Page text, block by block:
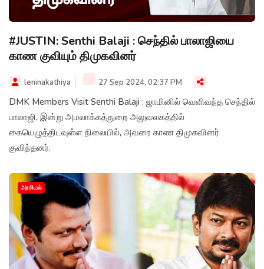
#JUSTIN: Senthi Balaji : செந்தில் பாலாஜியை
காண குவியும் திமுகவினர்
leninakathiya 27 Sep 2024, 02:37 PM
DMK Members Visit Senthi Balaji : ஜாமினில் வெளிவந்த செந்தில்
பாலாஜி, இன்று அமலாக்கத்துறை அலுவலகத்தில்
கையெழுத்திடவுள்ள நிலையில், அவரை காண திமுகவினர்
குவிந்தனர்.
அரசியல்